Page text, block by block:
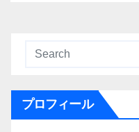
プロフィール